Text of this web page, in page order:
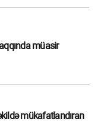
müasir
mükafatlandıran